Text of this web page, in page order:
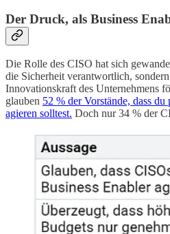
Der Druck, als Business
Die Rolle des CISO hat sich
die Sicherheit verantwortlich,
Innovationskraft des Unternehmens
glauben 52 % der Vorstände, dass
agieren solltest. Doch nur 34 % der